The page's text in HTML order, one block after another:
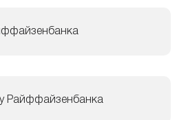
Райффайзенбанка